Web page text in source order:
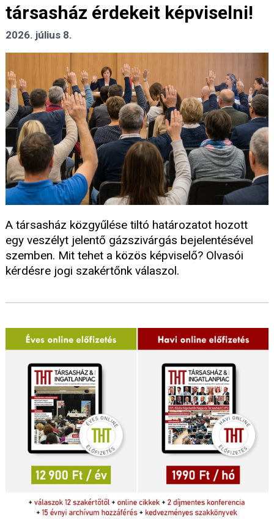
társasház érdekeit képviselni!
2026. július 8.
A társasház közgyűlése tiltó határozatot hozott
egy veszélyt jelentő gázszivárgás bejelentésével
szemben. Mit tehet a közös képviselő? Olvasói
kérdésre jogi szakértőnk válaszol.